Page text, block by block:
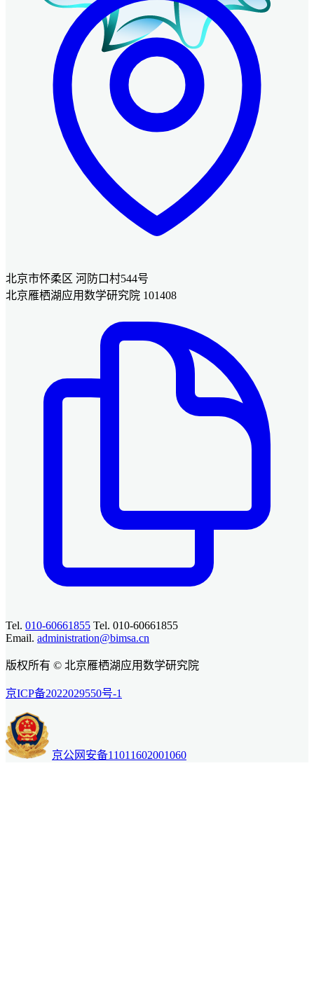
北京市怀柔区 河防口村544号
北京雁栖湖应用数学研究院 101408
Tel. 010-60661855 Tel. 010-60661855
Email. administration@bimsa.cn
版权所有 © 北京雁栖湖应用数学研究院
京ICP备2022029550号-1
京公网安备11011602001060